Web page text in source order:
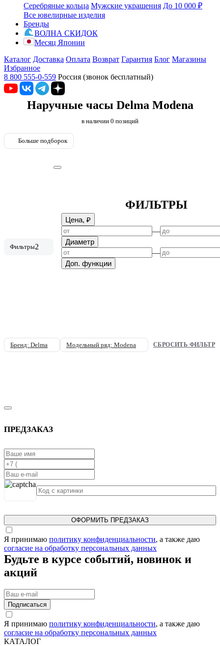
Серебряные кольца Мужские украшения До 10 000 ₽
Все ювелирные изделия
Бренды
ВОЛНА СКИДОК
Месяц Японии
Каталог Доставка Оплата Возврат Гарантия Блог Магазины
Избранное
8 800 555-0-559 Россия (звонок бесплатный)
Наручные часы Delma Modena
в наличии 0 позиций
Больше подборок
Фильтры2
ФИЛЬТРЫ
Цена, ₽
—
Диаметр
—
Доп. функции
Бренд: Delma Модельный ряд: Modena СБРОСИТЬ ФИЛЬТР
ПРЕДЗАКАЗ
ОФОРМИТЬ ПРЕДЗАКАЗ
Я принимаю политику конфиденциальности, а также даю
согласие на обработку персональных данных
Будьте в курсе событий, новинок и
акций
Подписаться
Я принимаю политику конфиденциальности, а также даю
согласие на обработку персональных данных
КАТАЛОГ